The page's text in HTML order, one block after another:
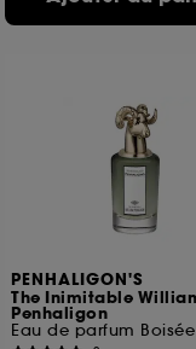
PENHALIGON'S
The Inimitable
Penhaligon
Eau de parfum Boisée